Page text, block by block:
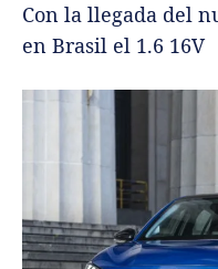
Con la llegada del
en Brasil el 1.6 16V